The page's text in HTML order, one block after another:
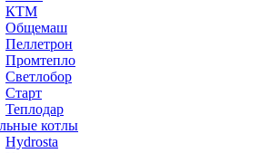
КТМ
Общемаш
Пеллетрон
Промтепло
Светлобор
Старт
Теплодар
котлы
Hydrosta